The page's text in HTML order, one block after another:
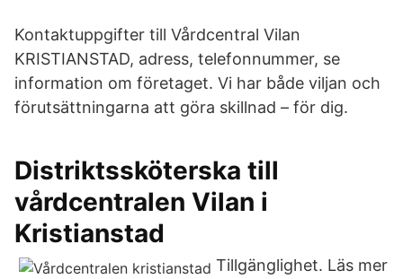
Kontaktuppgifter till Vårdcentral Vilan
KRISTIANSTAD, adress, telefonnummer, se
information om företaget. Vi har både viljan och
förutsättningarna att göra skillnad – för dig.
Distriktssköterska till
vårdcentralen Vilan i
Kristianstad
Tillgänglighet. Läs mer